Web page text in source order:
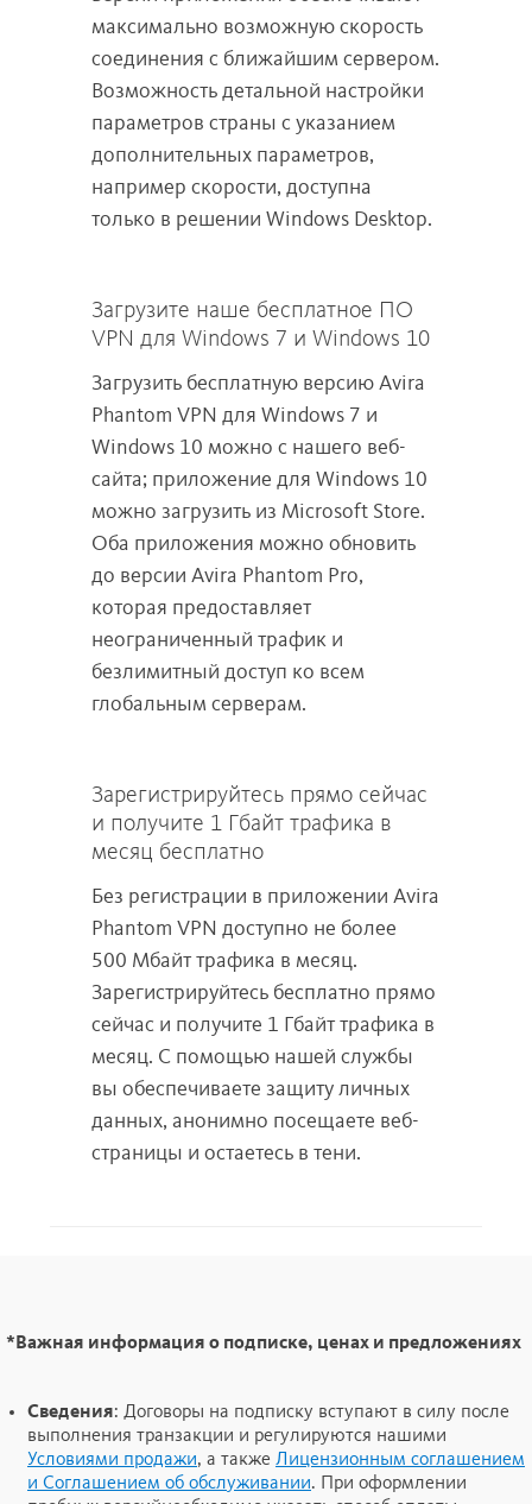
максимально возможную скорость
соединения с ближайшим сервером.
Возможность детальной настройки
параметров страны с указанием
дополнительных параметров,
например скорости, доступна
только в решении Windows Desktop.
Загрузите наше бесплатное ПО
VPN для Windows 7 и Windows 10
Загрузить бесплатную версию Avira
Phantom VPN для Windows 7 и
Windows 10 можно с нашего веб-
сайта; приложение для Windows 10
можно загрузить из Microsoft Store.
Оба приложения можно обновить
до версии Avira Phantom Pro,
которая предоставляет
неограниченный трафик и
безлимитный доступ ко всем
глобальным серверам.
Зарегистрируйтесь прямо сейчас
и получите 1 Гбайт трафика в
месяц бесплатно
Без регистрации в приложении Avira
Phantom VPN доступно не более
500 Мбайт трафика в месяц.
Зарегистрируйтесь бесплатно прямо
сейчас и получите 1 Гбайт трафика в
месяц. С помощью нашей службы
вы обеспечиваете защиту личных
данных, анонимно посещаете веб-
страницы и остаетесь в тени.
* Важная информация о подписке, ценах и предложениях
Сведения: Договоры на подписку вступают в силу после
выполнения транзакции и регулируются нашими
Условиями продажи, а также Лицензионным соглашением
и Соглашением об обслуживании. При оформлении